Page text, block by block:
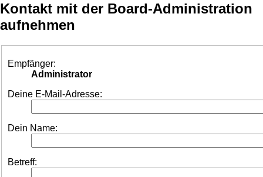
Kontakt mit der Board-Administration
aufnehmen
Empfänger:
Administrator
Deine E-Mail-Adresse:
Dein Name:
Betreff: